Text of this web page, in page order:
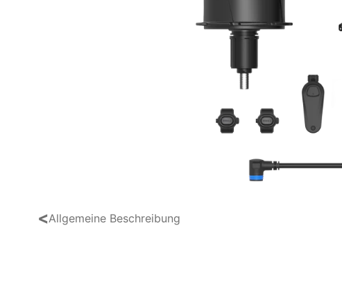
<Allgemeine Beschreibung